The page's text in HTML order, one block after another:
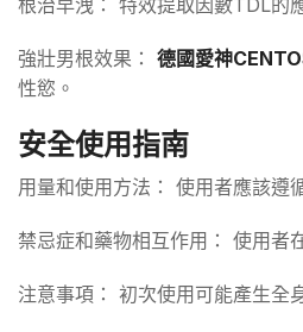
根治早洩： 特效提取因數TDL的
強壯男根效果： 德國愛神
性慾。
安全使用指南
用量和使用方法： 使用者應該遵
禁忌症和藥物相互作用： 使用者
注意事項： 初次使用可能產生全